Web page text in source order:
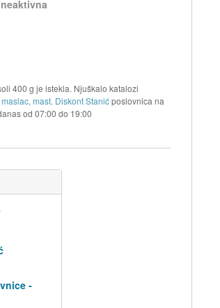
400 g je istekla. Njuškalo katalozi
mast. Diskont Stanićposlovnica na
od 07:00 do 19:00
-